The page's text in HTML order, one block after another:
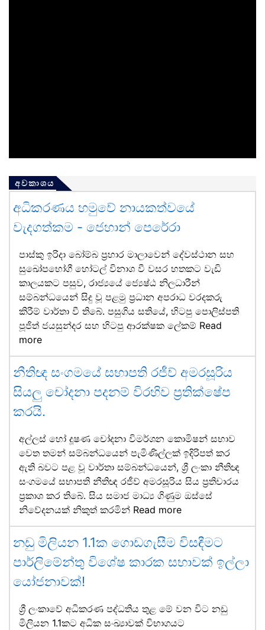
අවකාශය
අධිකරණය හමුවේ නායකත්වයේ
වැදගත්කම - ජෙහාන් පෙරේරා
පාස්කු ඉරිදා බෝම්බ ප්‍රහාර මාලාවෙන් දේවස්ථාන සහ
සුඛෝපභෝගී හෝටල් විනාශ වී වසර හතකට වැඩි
කාලයකට පසුව, රාජ්‍යයේ ජ්‍යෙෂ්ඨ නිලධාරීන්
සම්බන්ධයෙන් සිදු වූ පළමු ප්‍රධාන අපරාධ වරදකරු
කිරීම් වාර්තා වී තිබේ. පසුගිය සතියේ, හිටපු පොලිස්පති
පූජිත් ජයසුන්දර සහ හිටපු ආරක්ෂක ලේකම් Read
more
නීතිඥ සංගමයේ සභාපති රජීව් අමරසූරිය
සියලු චෝදනා පදනම් විරහිව ප්‍රතික්ෂේප
කරයි.
අල්ලස් හෝ දූෂණ චෝදනා විමර්ශන කොමිෂන් සභාව
වෙත තමන් සම්බන්ධයෙන් පැමිණිල්ලක් ඉදිරිපත් කර
ඇති බවට පළ වූ වාර්තා සම්බන්ධයෙන්, ශ්‍රී ලංකා නීතිඥ
සංගමයේ සභාපති නීතිඥ රජීව් අමරසූරිය සිය ප්‍රතිචාරය
ප්‍රකාශ කර තිබේ. සිය සමාජ මාධ්‍ය ගිණුම ඔස්සේ
නිවේදනයක් නිකුත් කරමින් Read more
නඩු මිලියන 1.1ක ගොඩගැසීම විසඳීමට
පාර්ලිමේන්තු විශේෂ කාරක සභාවක් ඉල්ලා
යෝජනාවක්!
ශ්‍රී ලංකාවේ අධිකරණ පද්ධතිය තුළ මේ වන විට නඩු
මිලියන 1.1කට අධික සංඛ්‍යාවක් විභාගයට